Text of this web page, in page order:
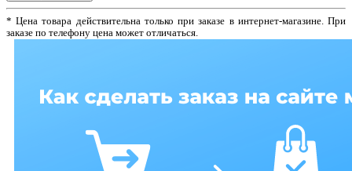
* Цена товара действительна только при заказе в интернет-магазине. При
заказе по телефону цена может отличаться.